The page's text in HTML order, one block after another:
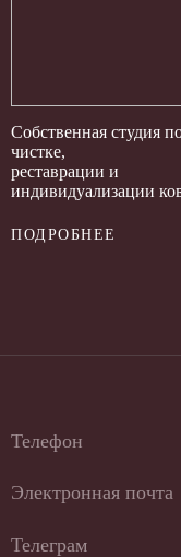
Собственная студия
чистке,
реставрации и
индивидуализации
ПОДРОБНЕЕ
Телефон
Электронная почта
Телеграм